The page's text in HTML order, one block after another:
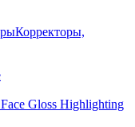
Корректоры,